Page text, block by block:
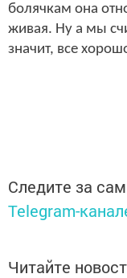
болячкам она
живая. Ну а мы
значит, все
Следите за
Telegram-
Читайте